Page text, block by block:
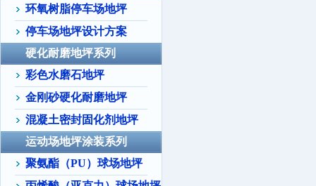
环氧树脂停车场地坪
停车场地坪设计方案
硬化耐磨地坪系列
彩色水磨石地坪
金刚砂硬化耐磨地坪
混凝土密封固化剂地坪
运动场地坪涂装系列
聚氨酯（PU）球场地坪